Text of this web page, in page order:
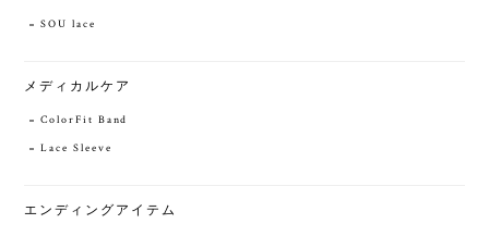
SOU lace
メディカルケア
ColorFit Band
Lace Sleeve
エンディングアイテム